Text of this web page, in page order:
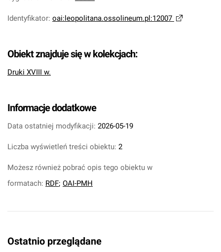
Identyfikator: oai:leopolitana.ossolineum.pl:12007
Obiekt znajduje się w kolekcjach:
Druki XVIII w.
Informacje dodatkowe
Data ostatniej modyfikacji: 2026-05-19
Liczba wyświetleń treści obiektu: 2
Możesz również pobrać opis tego obiektu w
formatach: RDF; OAI-PMH
Ostatnio przeglądane